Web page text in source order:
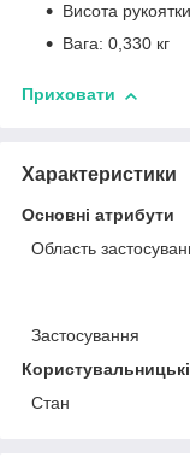
Висота
Вага: 0,330 кг
Приховати
Характеристики
Основні атрибути
Область
Застосування
Стан